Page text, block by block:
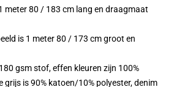
meter 80 / 183 cm lang en draagmaat
is 1 meter 80 / 173 cm groot en
gsm stof, effen kleuren zijn 100%
grijs is 90% katoen/10% polyester, denim